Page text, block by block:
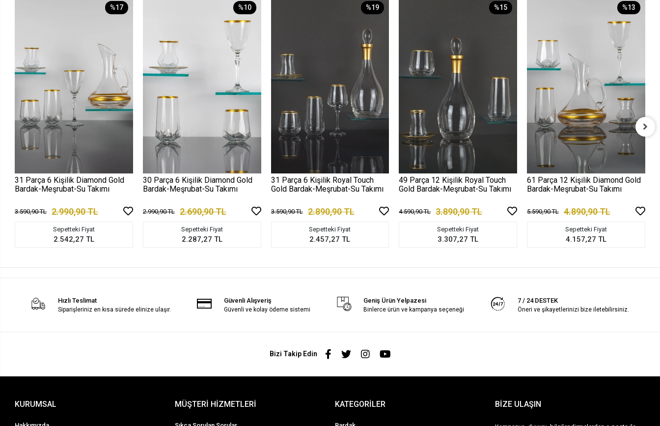
%17
31 Parça 6 Kişilik Diamond Gold
Bardak-Meşrubat-Su Takımı
3.590,90 TL 2.990,90 TL
Sepetteki Fiyat
2.542,27 TL
%10
30 Parça 6 Kişilik Diamond Gold
Bardak-Meşrubat-Su Takımı
2.990,90 TL 2.690,90 TL
Sepetteki Fiyat
2.287,27 TL
%19
31 Parça 6 Kişilik Royal Touch
Gold Bardak-Meşrubat-Su Takımı
3.590,90 TL 2.890,90 TL
Sepetteki Fiyat
2.457,27 TL
%15
49 Parça 12 Kişilik Royal Touch
Gold Bardak-Meşrubat-Su Takımı
4.590,90 TL 3.890,90 TL
Sepetteki Fiyat
3.307,27 TL
%13
61 Parça 12 Kişilik Diamond Gold
Bardak-Meşrubat-Su Takımı
5.590,90 TL 4.890,90 TL
Sepetteki Fiyat
4.157,27 TL
Hızlı Teslimat
Siparişleriniz en kısa sürede elinize ulaşır.
Güvenli Alışveriş
Güvenli ve kolay ödeme sistemi
Geniş Ürün Yelpazesi
Binlerce ürün ve kampanya seçeneği
7 / 24 DESTEK
Öneri ve şikayetlerinizi bize iletebilirsiniz.
Bizi Takip Edin
KURUMSAL MÜŞTERİ HİZMETLERİ KATEGORİLER BİZE ULAŞIN